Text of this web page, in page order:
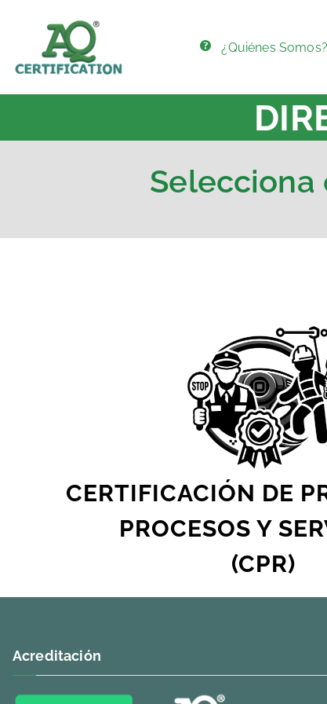
AQ Certification
¿Quiénes Somos?
CERTIFICACIÓN DE
PROCESOS Y
(CPR)
Acreditación